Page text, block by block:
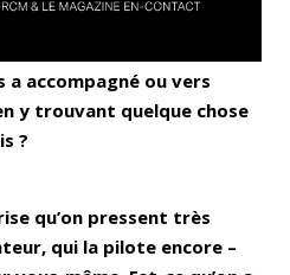
a accompagné ou vers
y trouvant quelque chose
?
qu’on pressent très
qui la pilote encore –